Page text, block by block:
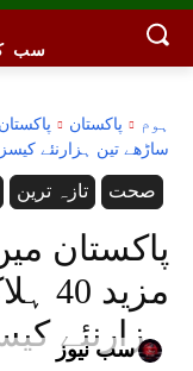
سب
ہوم پاکستان
ساڑھے تین ہزارنئے
تازہ ترین صحت
پاکستان
ہزارنئے
سب نیوز